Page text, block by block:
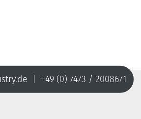
| +49 (0) 7473 / 2008671